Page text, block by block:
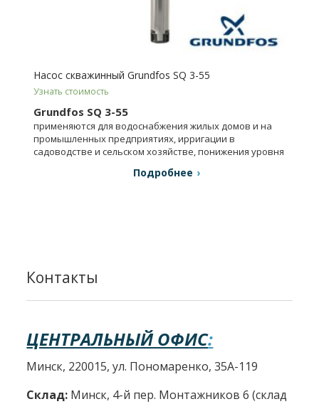
Насос скважинный Grundfos SQ 3-55
Узнать стоимость
Grundfos SQ 3-55
применяются для водоснабжения жилых домов и на
промышленных предприятиях, ирригации в
садоводстве и сельском хозяйстве, понижения уровня
Подробнее
Контакты
ЦЕНТРАЛЬНЫЙ ОФИС:
Минск, 220015, ул. Пономаренко, 35А-119
Склад: Минск, 4-й пер. Монтажников 6 (склад